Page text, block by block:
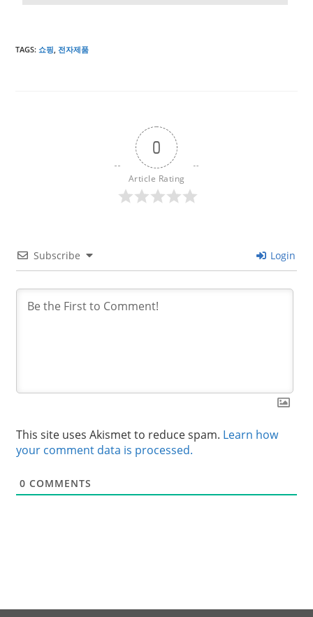
TAGS:쇼핑, 전자제품
0
Article Rating
Subscribe Login
This site uses Akismet to reduce spam. Learn how
your comment data is processed.
0 COMMENTS